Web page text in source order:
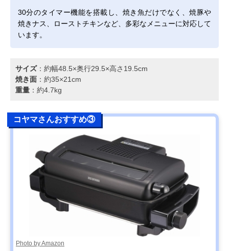
30分のタイマー機能を搭載し、焼き魚だけでなく、焼豚や
焼きナス、ローストチキンなど、多彩なメニューに対応して
います。
サイズ：約幅48.5×奥行29.5×高さ19.5cm
焼き面 ：約35×21cm
重量 ：約4.7kg
コヤマさんおすすめ③
Photo by Amazon